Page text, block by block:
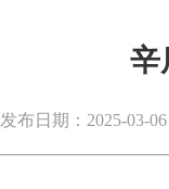
辛
发布日期：2025-03-06